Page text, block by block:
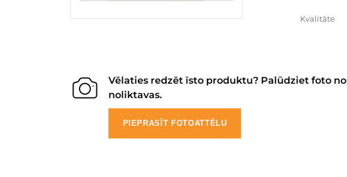
Kvalitāte
Vēlaties redzēt īsto produktu? Palūdziet foto no
noliktavas.
PIEPRASĪT FOTOATTĒLU